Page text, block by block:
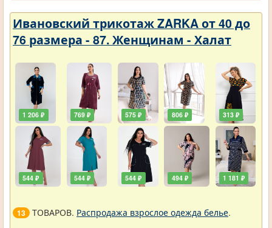
Ивановский трикотаж ZARKA от 40 до
76 размера - 87. Женщинам - Халат
1 206 ₽
544 ₽
769 ₽
544 ₽
575 ₽
544 ₽
806 ₽
494 ₽
313 ₽
1 181 ₽
13 ТОВАРОВ. Распродажа взрослое одежда белье.